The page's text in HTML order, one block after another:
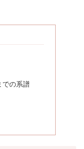
での系譜